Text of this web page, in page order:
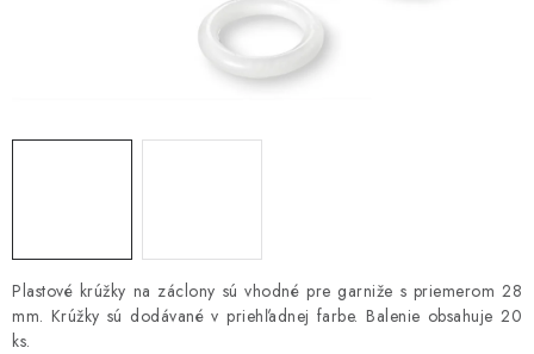
Plastové krúžky na záclony sú vhodné pre garniže s priemerom 28
mm. Krúžky sú dodávané v priehľadnej farbe. Balenie obsahuje 20
ks.